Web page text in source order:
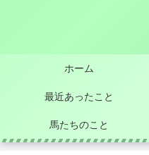
ホーム
最近あったこと
馬たちのこと